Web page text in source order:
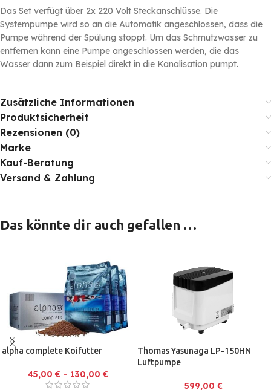
Das Set verfügt über 2x 220 Volt Steckanschlüsse. Die
Systempumpe wird so an die Automatik angeschlossen, dass die
Pumpe während der Spülung stoppt. Um das Schmutzwasser zu
entfernen kann eine Pumpe angeschlossen werden, die das
Wasser dann zum Beispiel direkt in die Kanalisation pumpt.
Zusätzliche Informationen
Produktsicherheit
Rezensionen (0)
Marke
Kauf-Beratung
Versand & Zahlung
Das könnte dir auch gefallen …
alpha complete Koifutter
45,00 €– 130,00 €
Thomas Yasunaga LP-150HN
Luftpumpe
599,00 €